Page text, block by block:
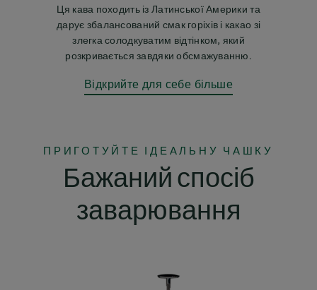
Ця кава походить із Латинської Америки та
дарує збалансований смак горіхів і какао зі
злегка солодкуватим відтінком, який
розкривається завдяки обсмажуванню.
Відкрийте для себе більше
ПРИГОТУЙТЕ ІДЕАЛЬНУ ЧАШКУ
Бажаний спосіб
заварювання